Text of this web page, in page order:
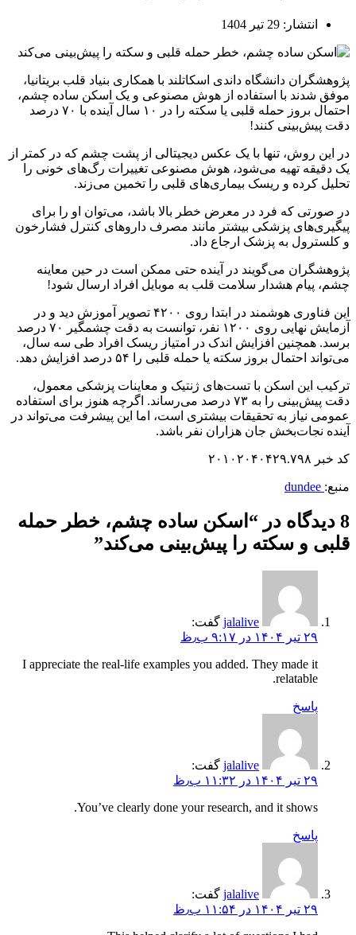
انتشار: 29 تیر 1404
پژوهشگران دانشگاه داندی اسکاتلند با همکاری بنیاد قلب بریتانیا،
موفق شدند با استفاده از هوش مصنوعی و یک اسکن ساده چشم،
احتمال بروز حمله قلبی یا سکته را در ۱۰ سال آینده با ۷۰ درصد
دقت پیش‌بینی کنند!
در این روش، تنها با یک عکس دیجیتالی از پشت چشم که در کمتر از
یک دقیقه تهیه می‌شود، هوش مصنوعی تغییرات رگ‌های خونی را
تحلیل کرده و ریسک بیماری‌های قلبی را تخمین می‌زند.
در صورتی که فرد در معرض خطر بالا باشد، می‌توان او را برای
پیگیری‌های پزشکی بیشتر مانند مصرف داروهای کنترل فشارخون
و کلسترول به پزشک ارجاع داد.
پژوهشگران می‌گویند در آینده حتی ممکن است در حین معاینه
چشم، پیام هشدار سلامت قلب به موبایل افراد ارسال شود!
این فناوری هوشمند در ابتدا روی ۴۲۰۰ تصویر آموزش دید و در
آزمایش نهایی روی ۱۲۰۰ نفر، توانست به دقت چشمگیر ۷۰ درصد
برسد. همچنین افزایش اندک در امتیاز ریسک افراد طی سه سال،
می‌تواند احتمال بروز سکته یا حمله قلبی را ۵۴ درصد افزایش دهد.
ترکیب این اسکن با تست‌های ژنتیک و معاینات پزشکی معمول،
دقت پیش‌بینی را به ۷۳ درصد می‌رساند. اگرچه هنوز برای استفاده
عمومی نیاز به تحقیقات بیشتری است، اما این پیشرفت می‌تواند در
آینده نجات‌بخش جان هزاران نفر باشد.
کد خبر ۲۰۱۰۲۰۴۰۴۲۹.۷۹۸
منبع:
8 دیدگاه در “
اسکن ساده چشم، خطر حمله
قلبی و سکته را پیش‌بینی می‌کند”
jalalive گفت:
۲۹ تیر ۱۴۰۴ در ۹:۱۷ ب٫ظ
I appreciate the real-life examples you added. They made it
relatable.
پاسخ
jalalive گفت:
۲۹ تیر ۱۴۰۴ در ۱۱:۳۲ ب٫ظ
You’ve clearly done your research, and it shows.
پاسخ
jalalive گفت:
۲۹ تیر ۱۴۰۴ در ۱۱:۵۴ ب٫ظ